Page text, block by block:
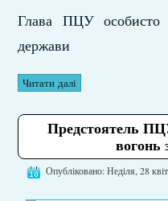
Глава ПЦУ особисто
держави
Читати далі
Предстоятель
вогонь
Опубліковано: Неділя, 28